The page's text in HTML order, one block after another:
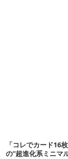
「コレでカード16
の“超進化系ミニマ